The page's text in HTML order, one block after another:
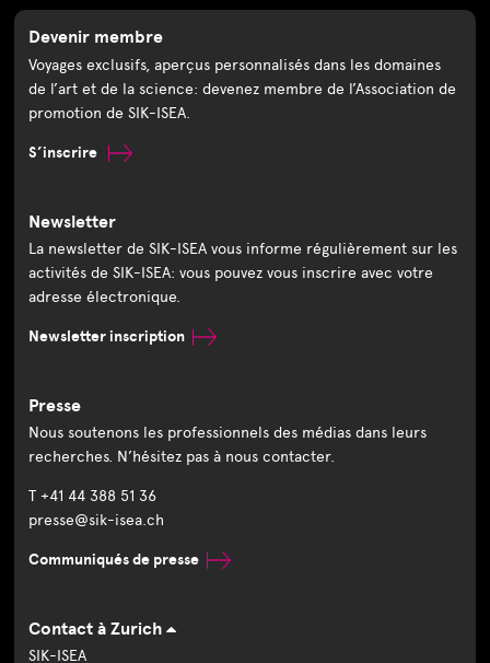
Devenir membre
Voyages exclusifs, aperçus personnalisés dans les domaines
de l’art et de la science: devenez membre de l’Association de
promotion de SIK-ISEA.
S’inscrire
Newsletter
La newsletter de SIK-ISEA vous informe régulièrement sur les
activités de SIK-ISEA: vous pouvez vous inscrire avec votre
adresse électronique.
Newsletter inscription
Presse
Nous soutenons les professionnels des médias dans leurs
recherches. N’hésitez pas à nous contacter.
T +41 44 388 51 36
presse@sik-isea.ch
Communiqués de presse
Contact à Zurich
SIK-ISEA